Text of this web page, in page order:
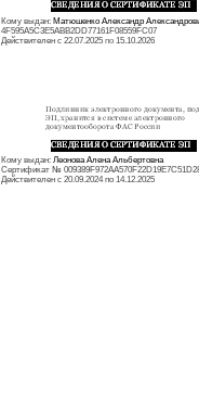
Кому выдан: Матюшенко Александр
4F595A5C3E5ABB2DD77161F08559FC07
Действителен с 22.07.2025 по 15.10.2026
Кому выдан: Леонова Алена Альбертовна
Сертификат №
Действителен с 20.09.2024 по 14.12.2025